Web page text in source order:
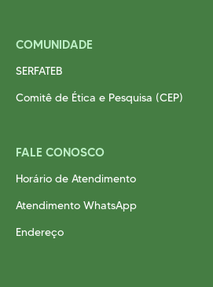
COMUNIDADE
SERFATEB
Comitê de Ética e Pesquisa (CEP)
FALE CONOSCO
Horário de Atendimento
Atendimento WhatsApp
Endereço